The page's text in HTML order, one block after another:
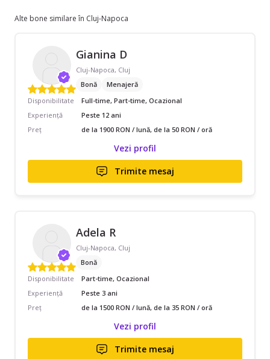
Alte bone similare în Cluj-Napoca
Gianina D
Cluj-Napoca, Cluj
Bonă
Menajeră
Disponibilitate
Full-time, Part-time, Ocazional
Experiență
Peste 12 ani
Preț
de la 1900 RON / lună, de la 50 RON / oră
Vezi profil
Trimite mesaj
Adela R
Cluj-Napoca, Cluj
Bonă
Disponibilitate
Part-time, Ocazional
Experiență
Peste 3 ani
Preț
de la 1500 RON / lună, de la 35 RON / oră
Vezi profil
Trimite mesaj